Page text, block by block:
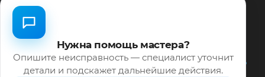
Нужна помощь мастера?
Опишите неисправность — специалист уточнит
детали и подскажет дальнейшие действия.